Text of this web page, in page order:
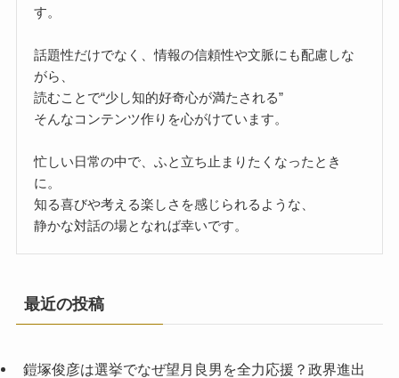
す。
話題性だけでなく、情報の信頼性や文脈にも配慮しな
がら、
読むことで“少し知的好奇心が満たされる”
そんなコンテンツ作りを心がけています。
忙しい日常の中で、ふと立ち止まりたくなったとき
に。
知る喜びや考える楽しさを感じられるような、
静かな対話の場となれば幸いです。
最近の投稿
鎧塚俊彦は選挙でなぜ望月良男を全力応援？政界進出